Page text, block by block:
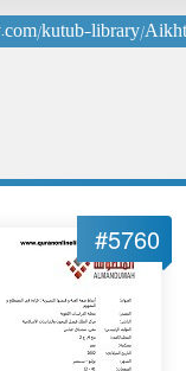
kutub-library/
#5760